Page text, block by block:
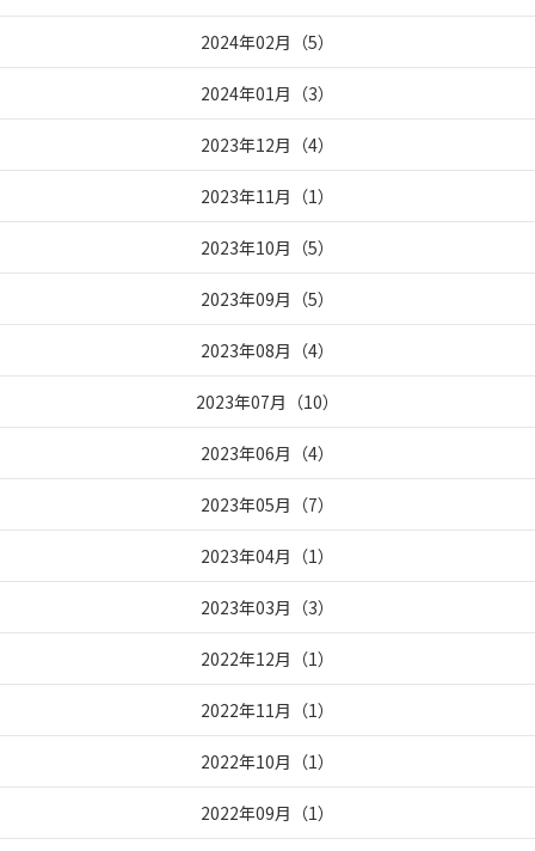
2024年02月 （5）
2024年01月 （3）
2023年12月 （4）
2023年11月 （1）
2023年10月 （5）
2023年09月 （5）
2023年08月 （4）
2023年07月 （10）
2023年06月 （4）
2023年05月 （7）
2023年04月 （1）
2023年03月 （3）
2022年12月 （1）
2022年11月 （1）
2022年10月 （1）
2022年09月 （1）